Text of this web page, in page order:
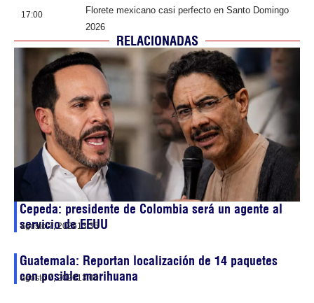
17:00
Florete mexicano casi perfecto en Santo Domingo
2026
RELACIONADAS
Cepeda: presidente de Colombia será un agente al
servicio de EEUU
agosto 7, 202613:35
Guatemala: Reportan localización de 14 paquetes
con posible marihuana
agosto 7, 202613:00